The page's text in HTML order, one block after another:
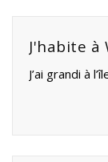
J'habite à
J’ai grandi à